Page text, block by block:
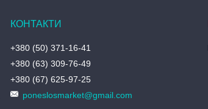
+380 (50) 371-16-41
+380 (63) 309-76-49
+380 (67) 625-97-25
poneslosmarket@gmail.com